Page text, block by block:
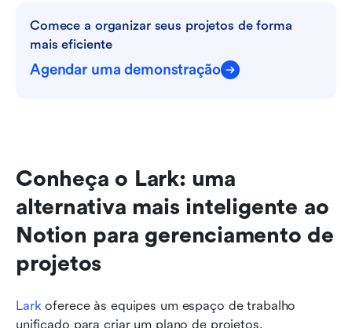
Comece a organizar seus projetos de forma
mais eficiente
Agendar uma demonstração
Conheça o Lark: uma
alternativa mais inteligente ao
Notion para gerenciamento de
projetos
Lark oferece às equipes um espaço de trabalho
unificado para criar um plano de projetos,